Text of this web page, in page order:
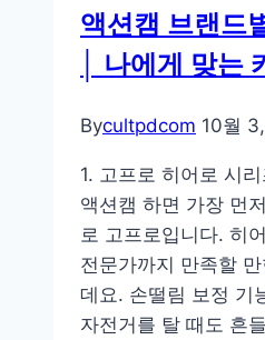
액션캠 브랜드
│ 나에게 맞는
Bycultpdcom 10월
1. 고프로 히어로 시
액션캠 하면 가장 먼
로 고프로입니다. 히
전문가까지 만족할
데요. 손떨림 보정 기
자전거를 탈 때도 흔